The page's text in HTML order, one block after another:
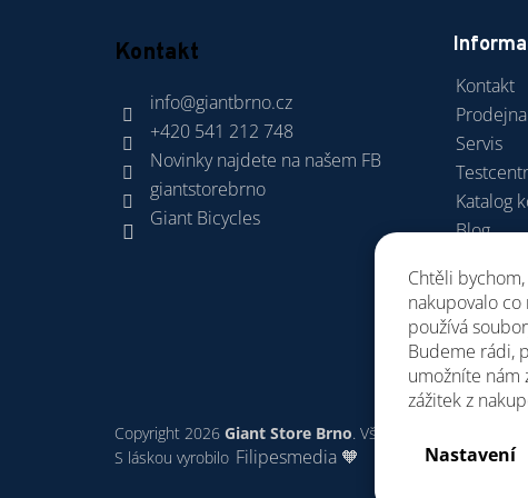
Chtěli
nakupovalo
používá
Budeme rádi,
umožníte nám
zážitek z
Nastavení
Kontakt
info@giantbrno.cz
+420 541 212 748
Novinky najdete na našem FB
giantstorebrno
Giant Bicycles
Kontakt
Prodejna
Servis
Katalog
Blog
GDPR
Copyright 2026 Giant Store Brno. Všechna práva
S láskou vyrobilo Filipesmedia 🧡